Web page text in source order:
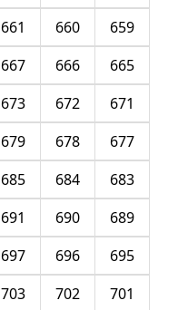
659
660
661
665
666
667
671
672
673
677
678
679
683
684
685
689
690
691
695
696
697
701
702
703